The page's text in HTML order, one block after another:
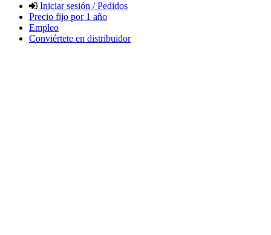
Iniciar sesión / Pedidos
Precio fijo por 1 año
Empleo
Conviértete en distribuidor